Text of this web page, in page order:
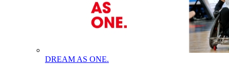
DREAM AS ONE.